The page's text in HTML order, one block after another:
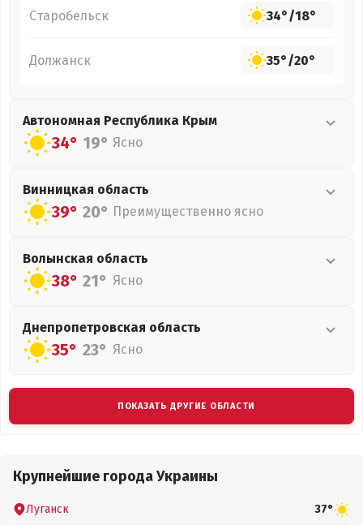
Старобельск 34°/18°
Должанск 35°/20°
Автономная Республика Крым
34° 19° Ясно
Винницкая область
39° 20° Преимущественно ясно
Волынская область
38° 21° Ясно
Днепропетровская область
35° 23° Ясно
ПОКАЗАТЬ ДРУГИЕ ОБЛАСТИ
Крупнейшие города Украины
Луганск 37°